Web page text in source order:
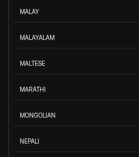
MALAY
MALAYALAM
MALTESE
MARATHI
MONGOLIAN
NEPALI